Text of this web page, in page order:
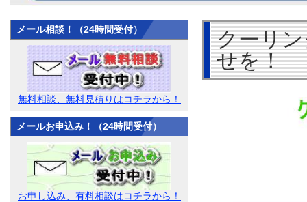
クーリ
せを！
メール相談！（24時間受付）
無料相談、無料見積りはコチラから！
メールお申込み！（24時間受付）
お申し込み、有料相談はコチラから！